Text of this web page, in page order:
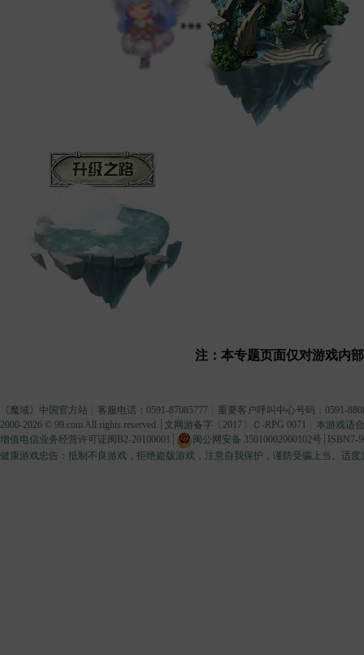
注：本专题页面仅对游戏内
《 魔域》中国官方站┊客服电话：0591-87085777┊重要客户呼叫中心号码：0591-
2000-2026 © 99.com All rights reserved.┊ 文网游备字〔2017〕Ｃ-RPG 0071
┊本游戏适
增值电信业务经营许可证闽B2-20100001 ┊ 闽公网安备 35010002000102号 ┊ISBN7-
健康游戏忠告：抵制不良游戏，拒绝盗版游戏，注意自我保护，谨防受骗上当。适